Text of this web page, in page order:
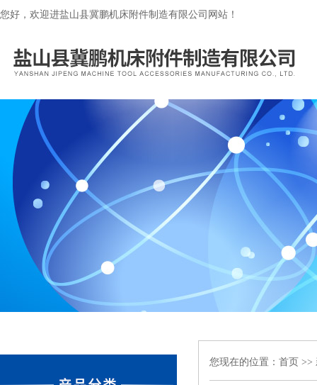
您好，欢迎进盐山县冀鹏机床附件制造有限公司网站！
您现在的位置： 首页 >>